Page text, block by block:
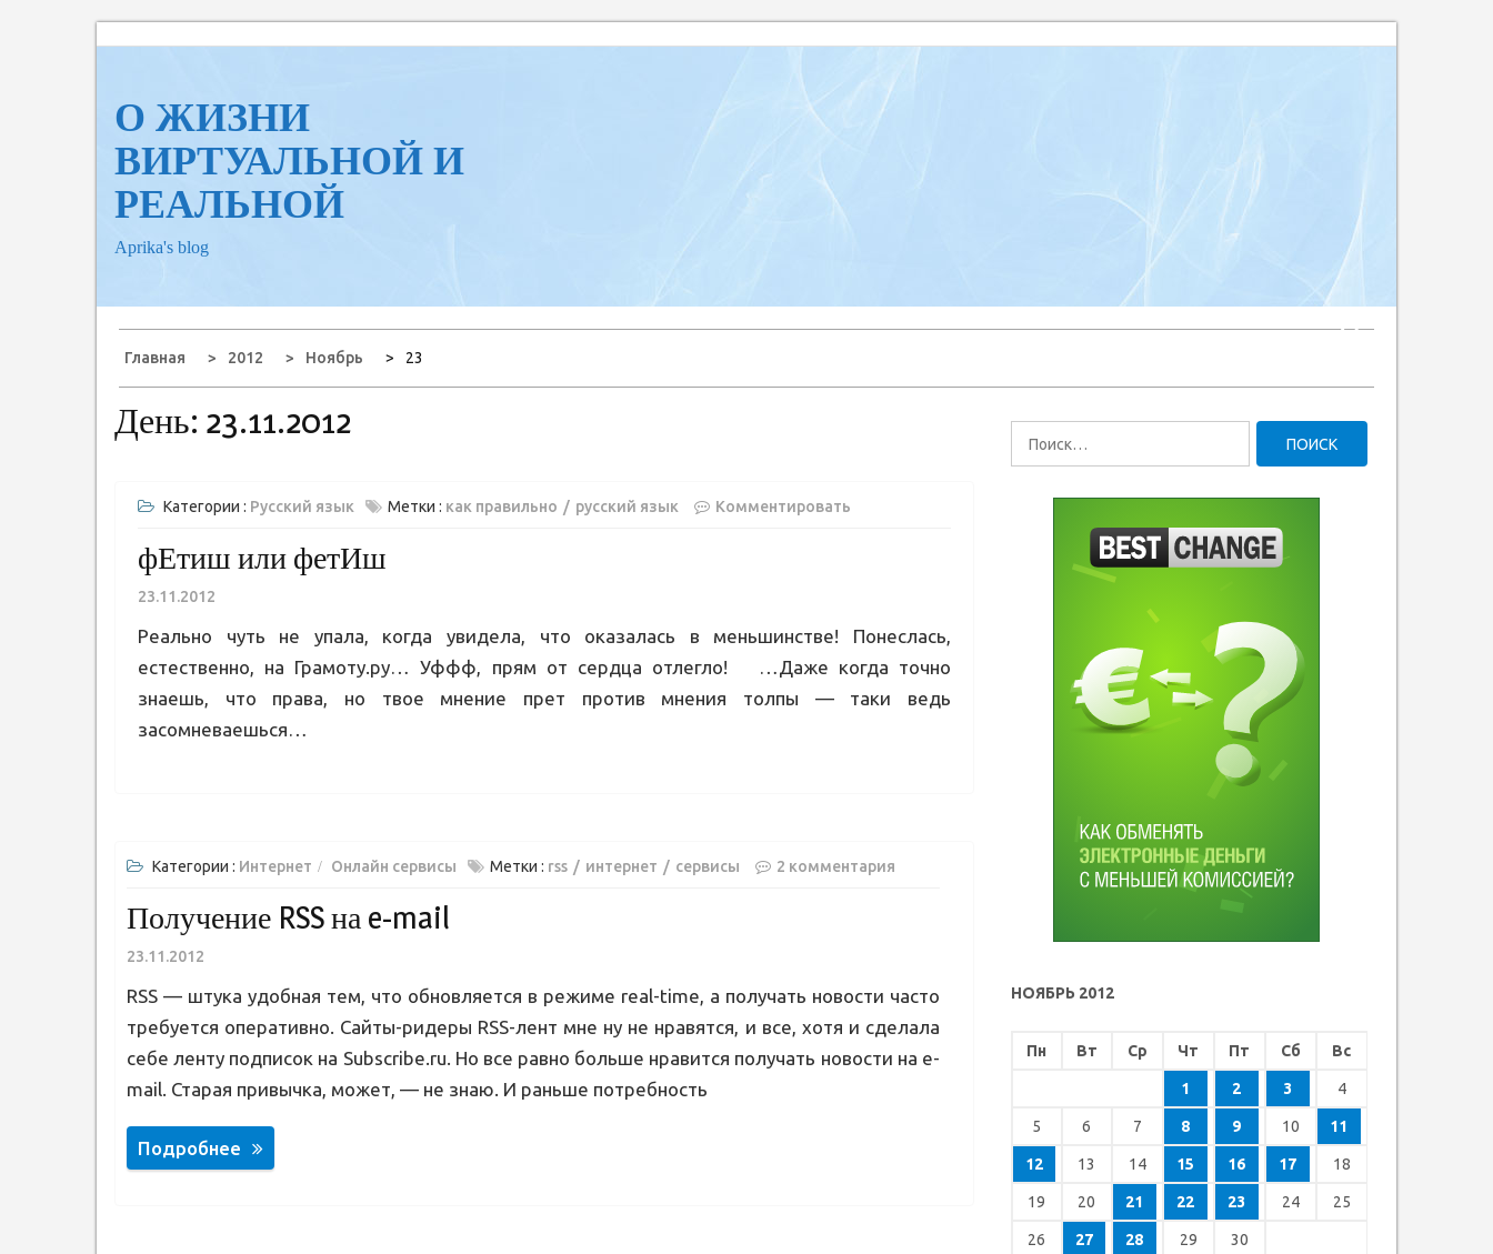
О ЖИЗНИ
ВИРТУАЛЬНОЙ И
РЕАЛЬНОЙ
Aprika's blog
Главная 2012 Ноябрь 23
День: 23.11.2012
Категории : Русский язык Метки : как правильно русский язык Комментировать
фЕтиш или фетИш
23.11.2012
Реально чуть не упала, когда увидела, что оказалась в меньшинстве! Понеслась,
естественно, на Грамоту.ру… Уффф, прям от сердца отлегло! …Даже когда точно
знаешь, что права, но твое мнение прет против мнения толпы — таки ведь
засомневаешься…
Категории : Интернет Онлайн сервисы Метки : rss интернет сервисы 2 комментария
Получение RSS на e-mail
23.11.2012
RSS — штука удобная тем, что обновляется в режиме real-time, а получать новости часто
требуется оперативно. Сайты-ридеры RSS-лент мне ну не нравятся, и все, хотя и сделала
себе ленту подписок на Subscribe.ru. Но все равно больше нравится получать новости на e-
mail. Старая привычка, может, — не знаю. И раньше потребность
Подробнее
НОЯБРЬ 2012
Пн Вт Ср Чт Пт Сб Вс
1 2 3 4
5 6 7 8 9 10 11
12 13 14 15 16 17 18
19 20 21 22 23 24 25
26 27 28 29
30